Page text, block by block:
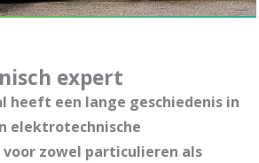
expert
heeft een lange geschiedenis in
elektrotechnische
zowel particulieren als